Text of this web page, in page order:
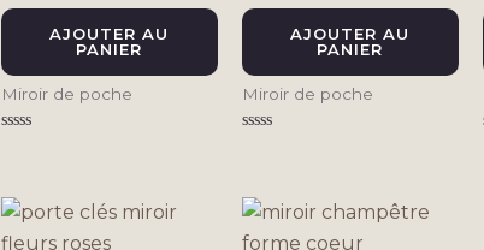
AJOUTER AU
PANIER
Miroir de poche
AJOUTER AU
PANIER
Miroir de poche